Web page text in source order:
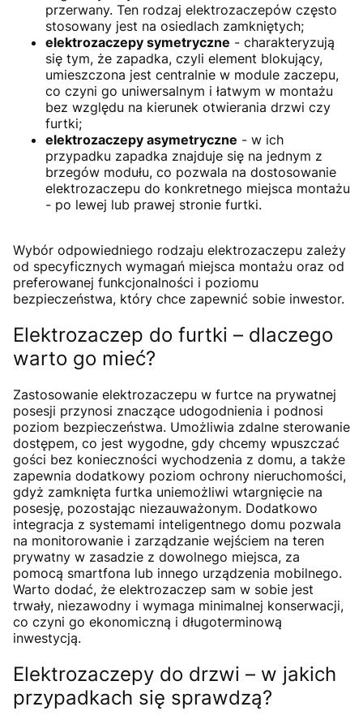
przerwany. Ten rodzaj elektrozaczepów często
stosowany jest na osiedlach zamkniętych;
elektrozaczepy symetryczne - charakteryzują
się tym, że zapadka, czyli element blokujący,
umieszczona jest centralnie w module zaczepu,
co czyni go uniwersalnym i łatwym w montażu
bez względu na kierunek otwierania drzwi czy
furtki;
elektrozaczepy asymetryczne - w ich
przypadku zapadka znajduje się na jednym z
brzegów modułu, co pozwala na dostosowanie
elektrozaczepu do konkretnego miejsca montażu
- po lewej lub prawej stronie furtki.
Wybór odpowiedniego rodzaju elektrozaczepu zależy
od specyficznych wymagań miejsca montażu oraz od
preferowanej funkcjonalności i poziomu
bezpieczeństwa, który chce zapewnić sobie inwestor.
Elektrozaczep do furtki – dlaczego
warto go mieć?
Zastosowanie elektrozaczepu w furtce na prywatnej
posesji przynosi znaczące udogodnienia i podnosi
poziom bezpieczeństwa. Umożliwia zdalne sterowanie
dostępem, co jest wygodne, gdy chcemy wpuszczać
gości bez konieczności wychodzenia z domu, a także
zapewnia dodatkowy poziom ochrony nieruchomości,
gdyż zamknięta furtka uniemożliwi wtargnięcie na
posesję, pozostając niezauważonym. Dodatkowo
integracja z systemami inteligentnego domu pozwala
na monitorowanie i zarządzanie wejściem na teren
prywatny w zasadzie z dowolnego miejsca, za
pomocą smartfona lub innego urządzenia mobilnego.
Warto dodać, że elektrozaczep sam w sobie jest
trwały, niezawodny i wymaga minimalnej konserwacji,
co czyni go ekonomiczną i długoterminową
inwestycją.
Elektrozaczepy do drzwi – w jakich
przypadkach się sprawdzą?